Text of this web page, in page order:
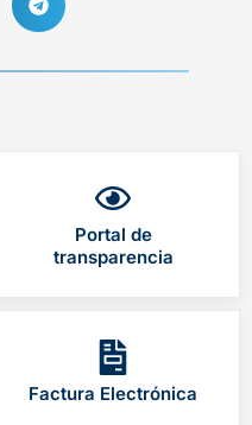
Portal de
transparencia
Factura Electrónica